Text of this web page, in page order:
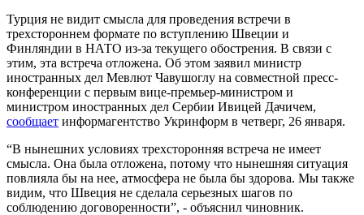
Турция не видит смысла для проведения встречи в
трехстороннем формате по вступлению Швеции и
Финляндии в НАТО из-за текущего обострения. В связи с
этим, эта встреча отложена. Об этом заявил министр
иностранных дел Мевлют Чавушоглу на совместной пресс-
конференции с первым вице-премьер-министром и
министром иностранных дел Сербии Ивицей Дачичем,
сообщает информагентство Укринформ в четверг, 26 января.
“В нынешних условиях трехсторонняя встреча не имеет
смысла. Она была отложена, потому что нынешняя ситуация
повлияла бы на нее, атмосфера не была бы здорова. Мы также
видим, что Швеция не сделала серьезных шагов по
соблюдению договоренности”, - объяснил чиновник.